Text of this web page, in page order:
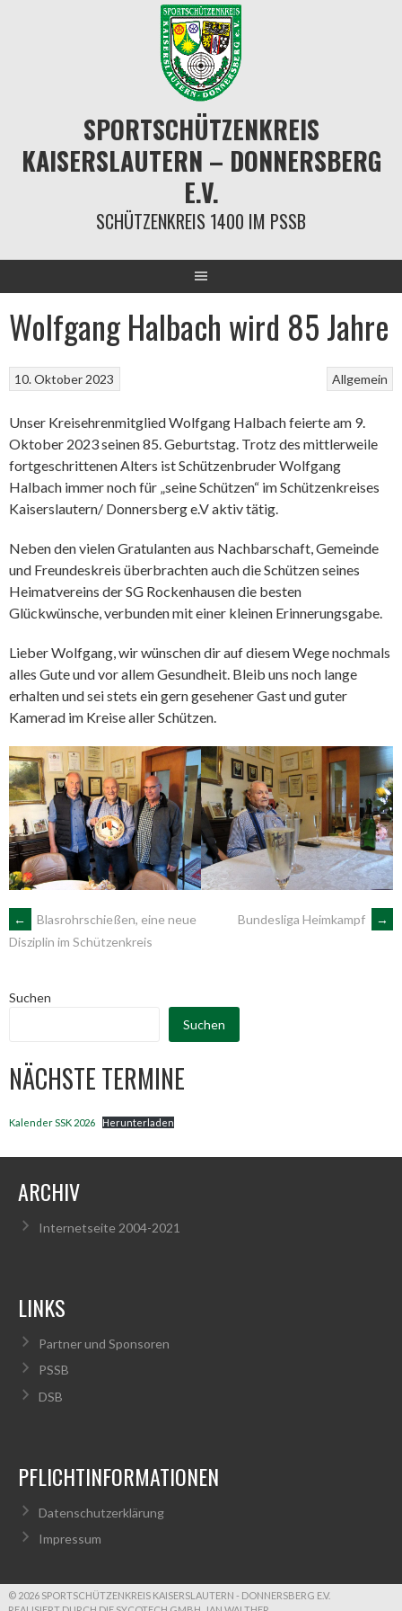
SPORTSCHÜTZENKREIS
KAISERSLAUTERN – DONNERSBERG
E.V.
SCHÜTZENKREIS 1400 IM PSSB
Wolfgang Halbach wird 85 Jahre
Allgemein
10. Oktober 2023
Unser Kreisehrenmitglied Wolfgang Halbach feierte am 9.
Oktober 2023 seinen 85. Geburtstag. Trotz des mittlerweile
fortgeschrittenen Alters ist Schützenbruder Wolfgang
Halbach immer noch für „seine Schützen“ im Schützenkreises
Kaiserslautern/ Donnersberg e.V aktiv tätig.
Neben den vielen Gratulanten aus Nachbarschaft, Gemeinde
und Freundeskreis überbrachten auch die Schützen seines
Heimatvereins der SG Rockenhausen die besten
Glückwünsche, verbunden mit einer kleinen Erinnerungsgabe.
Lieber Wolfgang, wir wünschen dir auf diesem Wege nochmals
alles Gute und vor allem Gesundheit. Bleib uns noch lange
erhalten und sei stets ein gern gesehener Gast und guter
Kamerad im Kreise aller Schützen.
ARTIKEL-
←
Blasrohrschießen, eine neue
Disziplin im Schützenkreis
Bundesliga Heimkampf →
Suchen
Suchen
NÄCHSTE TERMINE
Kalender SSK 2026 Herunterladen
ARCHIV
Internetseite 2004-2021
LINKS
Partner und Sponsoren
PSSB
DSB
PFLICHTINFORMATIONEN
Datenschutzerklärung
Impressum
© 2026 SPORTSCHÜTZENKREIS KAISERSLAUTERN - DONNERSBERG E.V.